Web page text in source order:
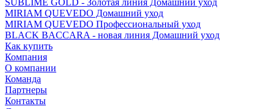
SUBLIME GOLD - Золотая линия Домашний уход
MIRIAM QUEVEDO Домашний уход
MIRIAM QUEVEDO Профессиональный уход
BLACK BACCARA - новая линия Домашний уход
Как купить
Компания
О компании
Команда
Партнеры
Контакты